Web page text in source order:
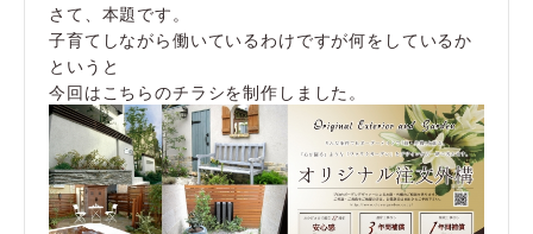
さて、本題です。
子育てしながら働いているわけですが何をしているか
というと
今回はこちらのチラシを制作しました。